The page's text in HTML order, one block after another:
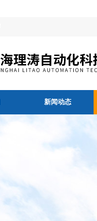
新闻动态